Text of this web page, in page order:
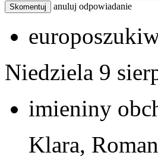
Skomentuj anuluj odpowiadanie
Niedziela 9
imieniny
Klara,